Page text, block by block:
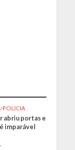
•POLICIA
abriu portas e
imparável